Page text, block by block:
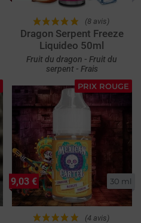
(8 avis)
Dragon Serpent Freeze
Liquideo 50ml
Fruit du dragon - Fruit du
serpent - Frais
PRIX ROUGE
30 ml
(4 avis)
9,03 €